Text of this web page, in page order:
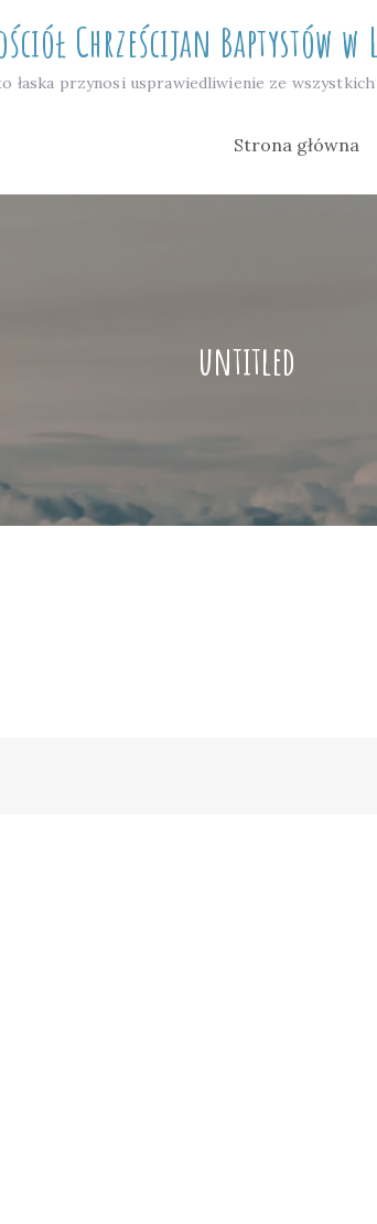
Chrześcijan Baptystów w
łaska przynosi usprawiedliwienie ze
Strona główna
untitled